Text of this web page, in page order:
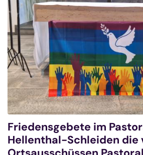
Friedensgebete im
Hellenthal-Schleiden die